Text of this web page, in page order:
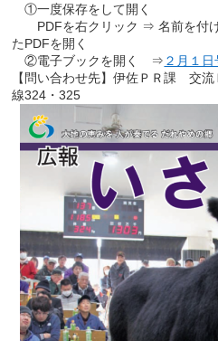
①一度保存をして開く
PDFを右クリック ⇒ 名前を付
たPDFを開く
②電子ブックを開く ⇒ ２月１日
【問い合わせ先】伊佐ＰＲ課 交
線324・325